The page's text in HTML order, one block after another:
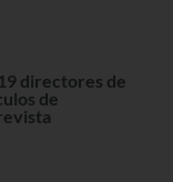
directores de
de